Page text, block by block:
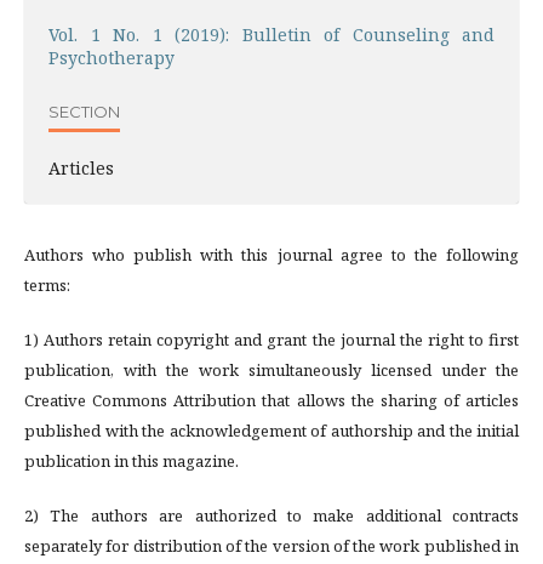
Vol. 1 No. 1 (2019): Bulletin of Counseling and
Psychotherapy
SECTION
Articles
Authors who publish with this journal agree to the following
terms:
1) Authors retain copyright and grant the journal the right to first
publication, with the work simultaneously licensed under the
Creative Commons Attribution that allows the sharing of articles
published with the acknowledgement of authorship and the initial
publication in this magazine.
2) The authors are authorized to make additional contracts
separately for distribution of the version of the work published in